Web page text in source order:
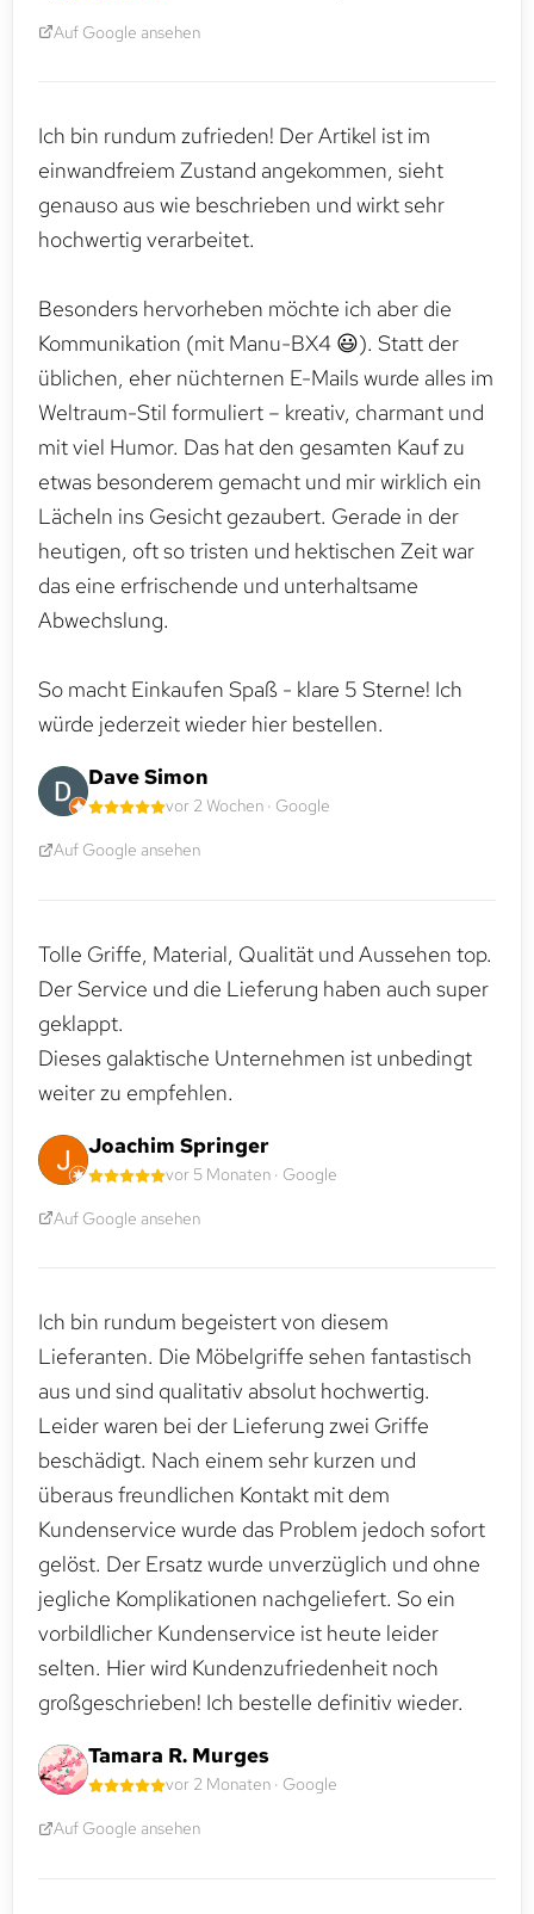
Auf Google ansehen
Ich bin rundum zufrieden! Der Artikel ist im
einwandfreiem Zustand angekommen, sieht
genauso aus wie beschrieben und wirkt sehr
hochwertig verarbeitet.
Besonders hervorheben möchte ich aber die
Kommunikation (mit Manu-BX4 😃). Statt der
üblichen, eher nüchternen E-Mails wurde alles im
Weltraum-Stil formuliert – kreativ, charmant und
mit viel Humor. Das hat den gesamten Kauf zu
etwas besonderem gemacht und mir wirklich ein
Lächeln ins Gesicht gezaubert. Gerade in der
heutigen, oft so tristen und hektischen Zeit war
das eine erfrischende und unterhaltsame
Abwechslung.
So macht Einkaufen Spaß - klare 5 Sterne! Ich
würde jederzeit wieder hier bestellen.
Dave Simon
vor 2 Wochen · Google
Auf Google ansehen
Tolle Griffe, Material, Qualität und Aussehen top.
Der Service und die Lieferung haben auch super
geklappt.
Dieses galaktische Unternehmen ist unbedingt
weiter zu empfehlen.
Joachim Springer
vor 5 Monaten · Google
Auf Google ansehen
Ich bin rundum begeistert von diesem
Lieferanten. Die Möbelgriffe sehen fantastisch
aus und sind qualitativ absolut hochwertig.
Leider waren bei der Lieferung zwei Griffe
beschädigt. Nach einem sehr kurzen und
überaus freundlichen Kontakt mit dem
Kundenservice wurde das Problem jedoch sofort
gelöst. Der Ersatz wurde unverzüglich und ohne
jegliche Komplikationen nachgeliefert. So ein
vorbildlicher Kundenservice ist heute leider
selten. Hier wird Kundenzufriedenheit noch
großgeschrieben! Ich bestelle definitiv wieder.
Tamara R. Murges
vor 2 Monaten · Google
Auf Google ansehen